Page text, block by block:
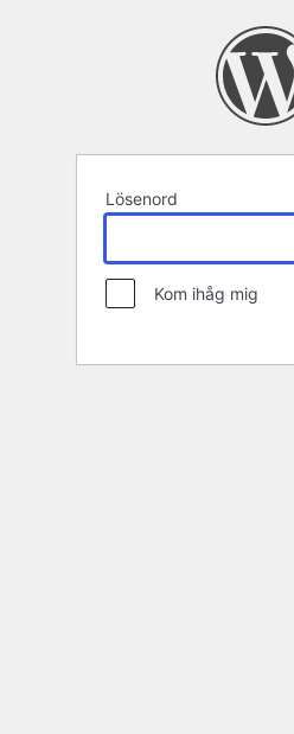
Lösenord
Kom ihåg mig